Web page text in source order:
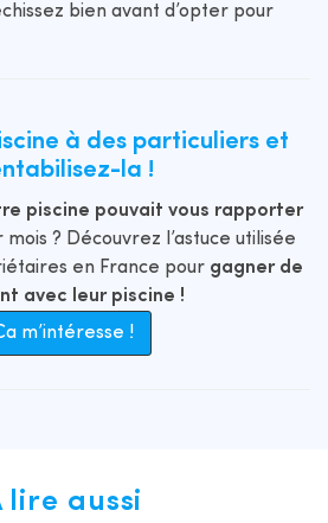
bien avant d’opter pour
à des particuliers et
la !
piscine pouvait vous rapporter
mois ? Découvrez l’astuce utilisée
en France pour gagner de
avec leur piscine !
m’intéresse !
lire aussi